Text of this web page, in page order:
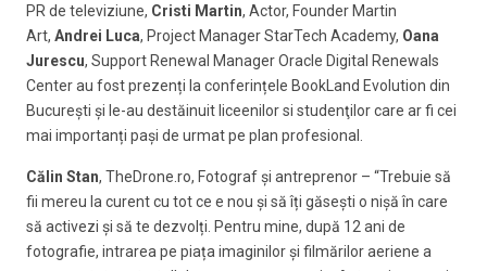
PR de televiziune, Cristi Martin, Actor, Founder Martin
Art, Andrei Luca, Project Manager StarTech Academy, Oana
Jurescu, Support Renewal Manager Oracle Digital Renewals
Center au fost prezenți la conferințele BookLand Evolution din
București și le-au destăinuit liceenilor si studenţilor care ar fi cei
mai importanți pași de urmat pe plan profesional.
Călin Stan, TheDrone.ro, Fotograf și antreprenor – “Trebuie să
fii mereu la curent cu tot ce e nou și să îți găsești o nișă în care
să activezi și să te dezvolți. Pentru mine, după 12 ani de
fotografie, intrarea pe piața imaginilor și filmărilor aeriene a